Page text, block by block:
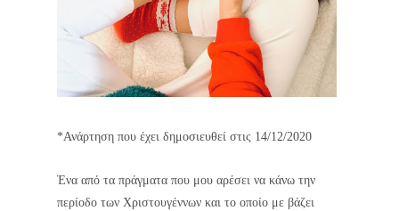
*Ανάρτηση που έχει δημοσιευθεί στις 14/12/2020
Ένα από τα πράγματα που μου αρέσει να κάνω την
περίοδο των Χριστουγέννων και το οποίο με βάζει